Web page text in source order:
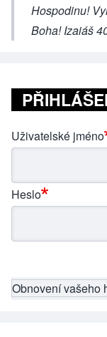
Hospodinu!
Boha! Izaiáš
Uživatelské jméno
Heslo
Obnovení vašeho